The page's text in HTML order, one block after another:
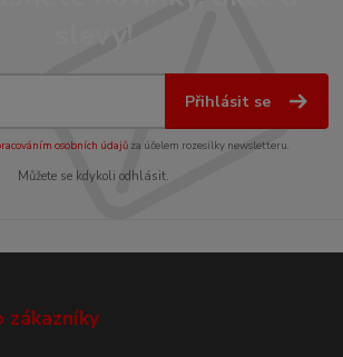
Přihlásit se
osobních údajůza účelem rozesílky newsletteru.
Můžete se kdykoli odhlásit.
zákazníky